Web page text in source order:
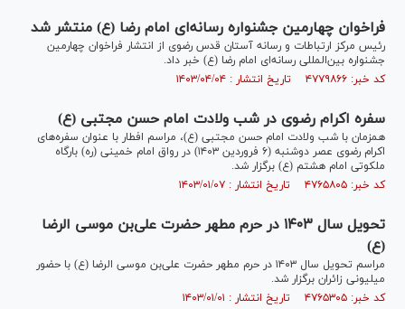
فراخوان چهارمین جشنواره رسانه‌ای امام رضا (ع) منتشر شد
رئیس مرکز ارتباطات و رسانه آستان قدس رضوی از انتشار فراخوان چهارمین
جشنواره بین‌المللی رسانه‌ای امام رضا (ع) خبر داد.
کد خبر: ۴۷۷۹۸۶۶ تاریخ انتشار : ۱۴۰۳/۰۴/۰۴
سفره اکرام رضوی در شب ولادت امام حسن مجتبی (ع)
همزمان با شب ولادت امام حسن مجتبی (ع)، مراسم افطار با عنوان سفره‌های
اکرام رضوی عصر دوشنبه (۶ فروردین ۱۴۰۳) در رواق امام خمینی (ره) بارگاه
ملکوتی امام هشتم (ع) برگزار شد.
کد خبر: ۴۷۶۵۸۰۵ تاریخ انتشار : ۱۴۰۳/۰۱/۰۷
تحویل سال ۱۴۰۳ در حرم مطهر حضرت علی‌بن موسی الرضا
(ع)
مراسم تحویل سال ۱۴۰۳ در حرم مطهر حضرت علی‌بن موسی الرضا (ع) با حضور
میلیونی زائران برگزار شد.
کد خبر: ۴۷۶۵۳۰۵ تاریخ انتشار : ۱۴۰۳/۰۱/۰۱